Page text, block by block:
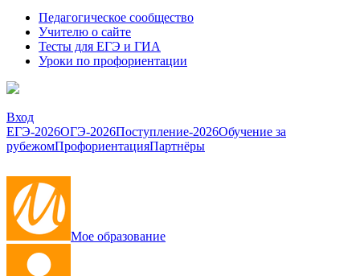
Педагогическое сообщество
Учителю о сайте
Тесты для ЕГЭ и ГИА
Уроки по профориентации
Вход
ЕГЭ-2026ОГЭ-2026Поступление-2026Обучение за
рубежомПрофориентацияПартнёры
Мое образование